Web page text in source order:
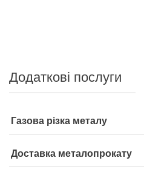
Додаткові послуги
Газова різка металу
Доставка металопрокату